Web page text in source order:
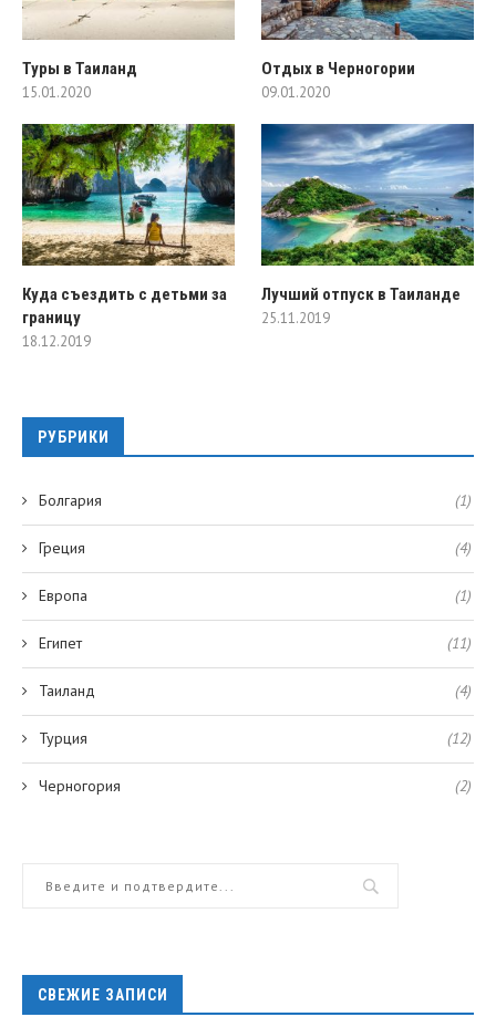
Туры в Таиланд
15.01.2020
Отдых в Черногории
09.01.2020
Куда съездить с детьми за
границу
18.12.2019
Лучший отпуск в Таиланде
25.11.2019
РУБРИКИ
Болгария (1)
Греция (4)
Европа (1)
Египет (11)
Таиланд (4)
Турция (12)
Черногория (2)
СВЕЖИЕ ЗАПИСИ